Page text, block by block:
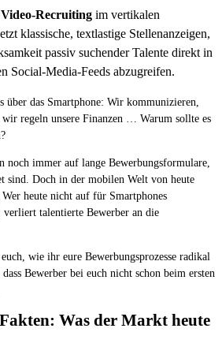
Recruiting im vertikalen
klassische, textlastige Stellenanzeigen,
passiv suchender Talente direkt in
Social-Media-Feeds abzugreifen.
über das Smartphone: Wir kommunizieren,
regeln unsere Finanzen … Warum sollte es
noch immer auf lange Bewerbungsformulare,
sind. Doch in der mobilen Welt von heute
heute nicht auf für Smartphones
talentierte Bewerber an die
wie ihr eure Bewerbungsprozesse radikal
Bewerber bei euch nicht schon beim ersten
Was der Markt heute